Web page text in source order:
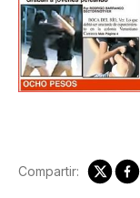
Compartir: